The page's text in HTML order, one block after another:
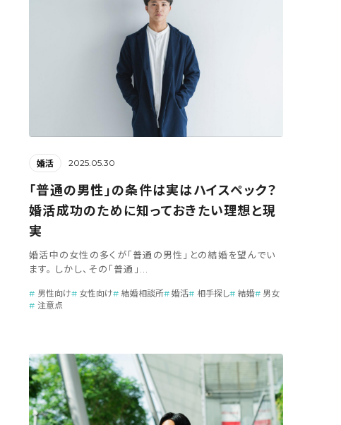
婚活 2025.05.30
「普通の男性」の条件は実はハイスペック？
婚活成功のために知っておきたい理想と現
実
婚活中の女性の多くが「普通の男性」との結婚を望んでい
ます。 しかし、その「普通」...
男性向け 女性向け 結婚相談所 婚活 相手探し 結婚
男女
注意点